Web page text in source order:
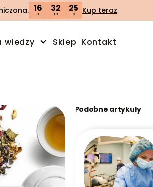
16
h
32
m
24
s Kup teraz
wiedzy Sklep Kontakt
Podobne artykuły